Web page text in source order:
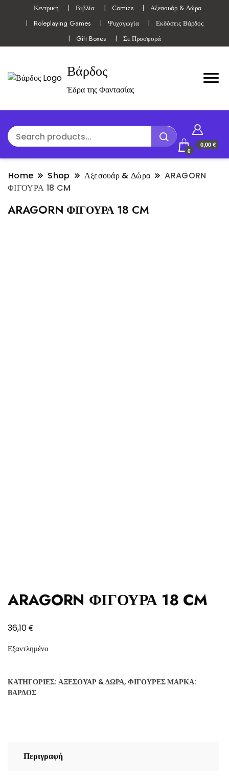
Κεντρική Βιβλία Comics
Αξεσουάρ & Δώρα
Roleplaying Games
Ψυχαγωγία
Εκδόσεις Βάρδος
Gift Boxes
Σε Προσφορά
Βάρδος
Έδρα της Φαντασίας
0
0,00 €
Home Shop Αξεσουάρ & Δώρα
ARAGORN
ΦΙΓΟΥΡΑ 18 CM
ARAGORN ΦΙΓΟΥΡΑ 18 CM
ARAGORN ΦΙΓΟΥΡΑ 18 CM
36,10€
Εξαντλημένο
ΚΑΤΗΓΟΡΊΕΣ: ΑΞΕΣΟΥΆΡ & ΔΏΡΑ, ΦΙΓΟΎΡΕΣΜΆΡΚΑ:
ΒΆΡΔΟΣ
Περιγραφή